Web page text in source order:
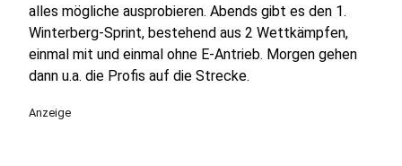
alles mögliche ausprobieren. Abends gibt es den 1.
Winterberg-Sprint, bestehend aus 2 Wettkämpfen,
einmal mit und einmal ohne E-Antrieb. Morgen gehen
dann u.a. die Profis auf die Strecke.
Anzeige